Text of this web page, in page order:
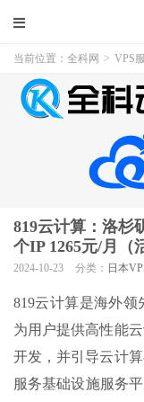
当前位置： 全科网 > VPS
819云计算：洛杉
个IP 1265元/月（
2024-10-23 分类： 日本
819云计算是海外
为用户提供高性能
开发，并引导云计
服务基础设施服务